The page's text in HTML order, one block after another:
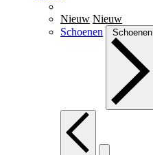
Nieuw Nieuw
Schoenen
Schoenen